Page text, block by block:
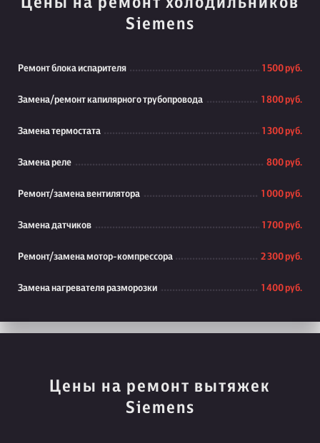
Siemens
Ремонт блока испарителя 1 500 руб.
Замена/ремонт капилярного трубопровода 1 800 руб.
Замена термостата 1 300 руб.
Замена реле 800 руб.
Ремонт/замена вентилятора 1 000 руб.
Замена датчиков 1 700 руб.
Ремонт/замена мотор-компрессора 2 300 руб.
Замена нагревателя разморозки 1 400 руб.
Цены на ремонт вытяжек
Siemens